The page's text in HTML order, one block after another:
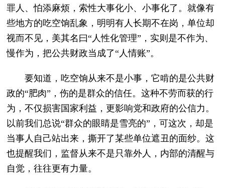
罪人、怕添麻烦，索性大事化小、小事化了。就像有
些地方的吃空饷乱象，明明有人长期不在岗，单位却
视而不见，美其名曰“人性化管理”，实则是不作为、
慢作为，把公共财政当成了“人情账”。
要知道，吃空饷从来不是小事，它啃的是公共财
政的“肥肉”，伤的是群众的信任。这种不劳而获的行
为，不仅损害国家利益，更影响党和政府的公信力。
以前我们总说“群众的眼睛是雪亮的”，可这次，却是
当事人自己站出来，撕开了某些单位遮丑的面纱。这
也提醒我们，监督从来不是只靠外人，内部的清醒与
自觉，往往更有力量。